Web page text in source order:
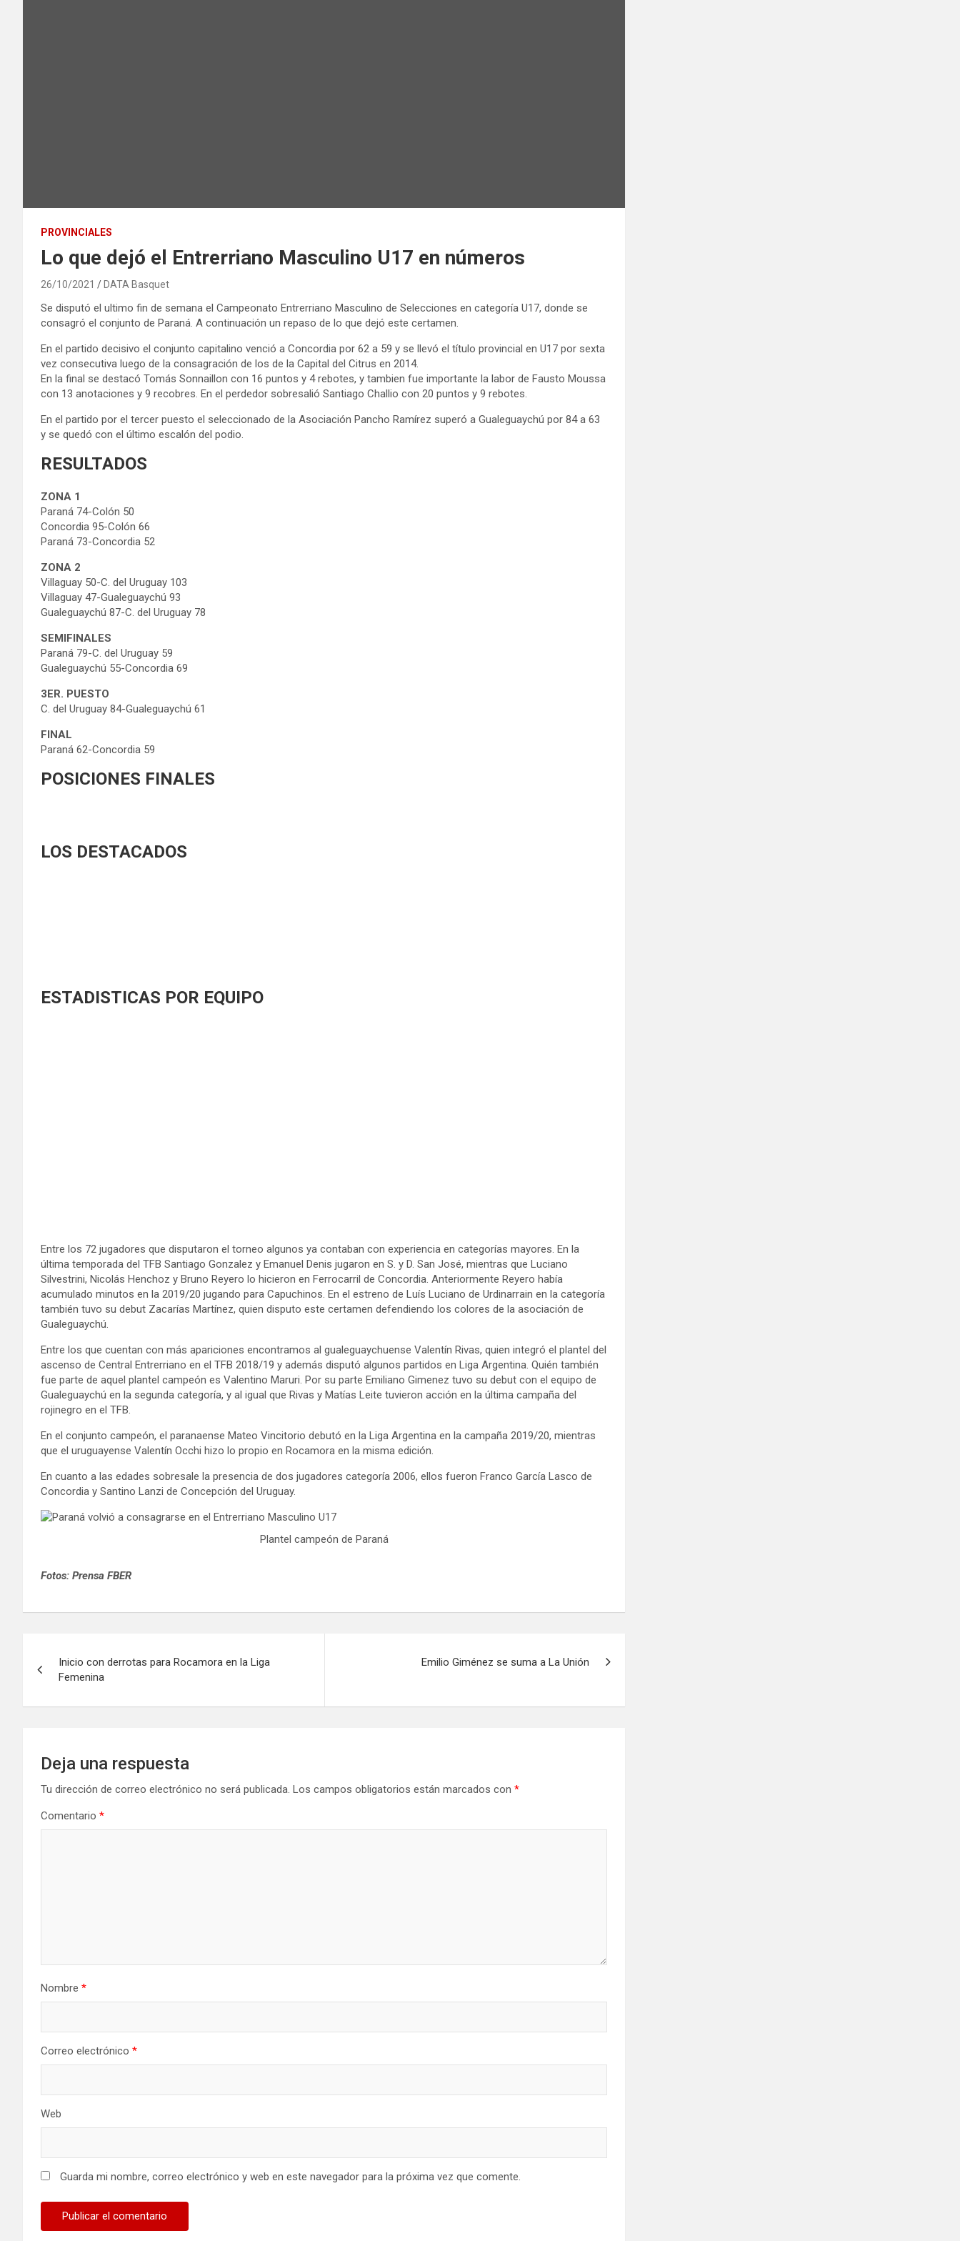
PROVINCIALES
Lo que dejó el Entrerriano Masculino U17 en números
26/10/2021 DATA Basquet
Se disputó el ultimo fin de semana el Campeonato Entrerriano Masculino de Selecciones en categoría U17, donde se
consagró el conjunto de Paraná. A continuación un repaso de lo que dejó este certamen.
En el partido decisivo el conjunto capitalino venció a Concordia por 62 a 59 y se llevó el título provincial en U17 por sexta
vez consecutiva luego de la consagración de los de la Capital del Citrus en 2014.
En la final se destacó Tomás Sonnaillon con 16 puntos y 4 rebotes, y tambien fue importante la labor de Fausto Moussa
con 13 anotaciones y 9 recobres. En el perdedor sobresalió Santiago Challio con 20 puntos y 9 rebotes.
En el partido por el tercer puesto el seleccionado de la Asociación Pancho Ramírez superó a Gualeguaychú por 84 a 63
y se quedó con el último escalón del podio.
RESULTADOS
ZONA 1
Paraná 74-Colón 50
Concordia 95-Colón 66
Paraná 73-Concordia 52
ZONA 2
Villaguay 50-C. del Uruguay 103
Villaguay 47-Gualeguaychú 93
Gualeguaychú 87-C. del Uruguay 78
SEMIFINALES
Paraná 79-C. del Uruguay 59
Gualeguaychú 55-Concordia 69
3ER. PUESTO
C. del Uruguay 84-Gualeguaychú 61
FINAL
Paraná 62-Concordia 59
POSICIONES FINALES
LOS DESTACADOS
ESTADISTICAS POR EQUIPO
Entre los 72 jugadores que disputaron el torneo algunos ya contaban con experiencia en categorías mayores. En la
última temporada del TFB Santiago Gonzalez y Emanuel Denis jugaron en S. y D. San José, mientras que Luciano
Silvestrini, Nicolás Henchoz y Bruno Reyero lo hicieron en Ferrocarril de Concordia. Anteriormente Reyero había
acumulado minutos en la 2019/20 jugando para Capuchinos. En el estreno de Luís Luciano de Urdinarrain en la categoría
también tuvo su debut Zacarías Martínez, quien disputo este certamen defendiendo los colores de la asociación de
Gualeguaychú.
Entre los que cuentan con más apariciones encontramos al gualeguaychuense Valentín Rivas, quien integró el plantel del
ascenso de Central Entrerriano en el TFB 2018/19 y además disputó algunos partidos en Liga Argentina. Quién también
fue parte de aquel plantel campeón es Valentino Maruri. Por su parte Emiliano Gimenez tuvo su debut con el equipo de
Gualeguaychú en la segunda categoría, y al igual que Rivas y Matías Leite tuvieron acción en la última campaña del
rojinegro en el TFB.
En el conjunto campeón, el paranaense Mateo Vincitorio debutó en la Liga Argentina en la campaña 2019/20, mientras
que el uruguayense Valentín Occhi hizo lo propio en Rocamora en la misma edición.
En cuanto a las edades sobresale la presencia de dos jugadores categoría 2006, ellos fueron Franco García Lasco de
Concordia y Santino Lanzi de Concepción del Uruguay.
Plantel campeón de Paraná
Fotos: Prensa FBER
de
entradas
Inicio con derrotas para Rocamora en la Liga
Femenina
Emilio Giménez se suma a La Unión
Deja una respuesta
Tu dirección de correo electrónico no será publicada. Los campos obligatorios están marcados con *
Comentario *
Nombre *
Correo electrónico *
Web
Guarda mi nombre, correo electrónico y web en este navegador para la próxima vez que comente.